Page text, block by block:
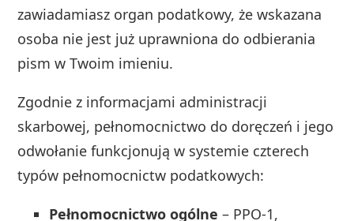
zawiadamiasz organ podatkowy, że wskazana
osoba nie jest już uprawniona do odbierania
pism w Twoim imieniu.
Zgodnie z informacjami administracji
skarbowej, pełnomocnictwo do doręczeń i jego
odwołanie funkcjonują w systemie czterech
typów pełnomocnictw podatkowych:
Pełnomocnictwo ogólne – PPO-1,